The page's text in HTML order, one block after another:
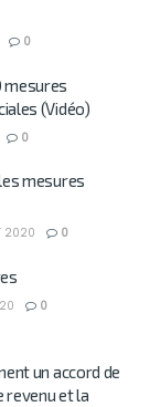
0
mesures
(Vidéo)
0
mesures
2020 0
0
un accord de
revenu et la